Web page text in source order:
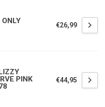
€26,99
PINK
€44,95
bestelling